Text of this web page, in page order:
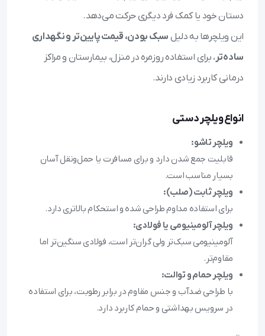
دستان خود یا کمک فرد دیگری حرکت می‌دهد.
این ویلچرها به دلیل سبک بودن، قیمت پایین‌تر و نگهداری
ساده‌تر ، برای استفاده روزمره در منزل، بیمارستان و مراکز
درمانی کاربرد زیادی دارند.
انواع ویلچر دستی
ویلچر تاشو:
قابلیت جمع شدن دارد و برای مسافرت یا حمل‌ونقل آسان
بسیار مناسب است.
ویلچر ثابت (صلب):
برای استفاده مداوم طراحی شده و استحکام بالاتری دارد.
ویلچر آلومینیومی یا فولادی:
آلومینیومی سبک‌تر ولی گران‌تر است، فولادی سنگین‌تر اما
مقاوم‌تر.
ویلچر حمام و توالت:
با طراحی ضدآب و جنس مقاوم در برابر رطوبت، برای استفاده
در سرویس بهداشتی و حمام کاربرد دارد.